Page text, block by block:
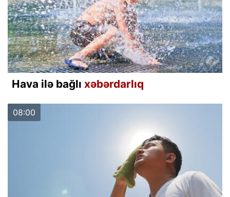
Hava ilə bağlı xəbərdarlıq
08:00